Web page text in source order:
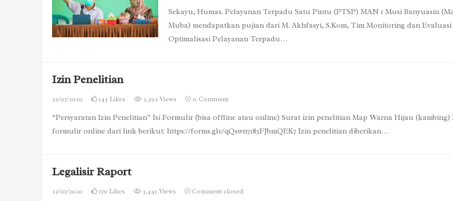
Sekayu, Humas. Pelayanan Terpadu Satu Pintu (PTSP) MAN 1 Musi Banyuasin
Muba) mendapatkan pujian dari M. Akhfasyi, S.Kom, Tim Monitoring dan Evaluasi
Optimalisasi Pelayanan Terpadu…
Izin Penelitian
22/07/2020 143 Likes 2,392 Views 0 Comment
“Persyaratan Izin Penelitian” Isi Formulir (bisa offline atau online) Surat izin penelitian Map Warna Hijau (kambing)
formulir online dari link berikut: https://forms.gle/qQswn7185FJbmQEK7 Izin penelitian diberikan…
Legalisir Raport
22/07/2020 179 Likes 3,441 Views Comment closed